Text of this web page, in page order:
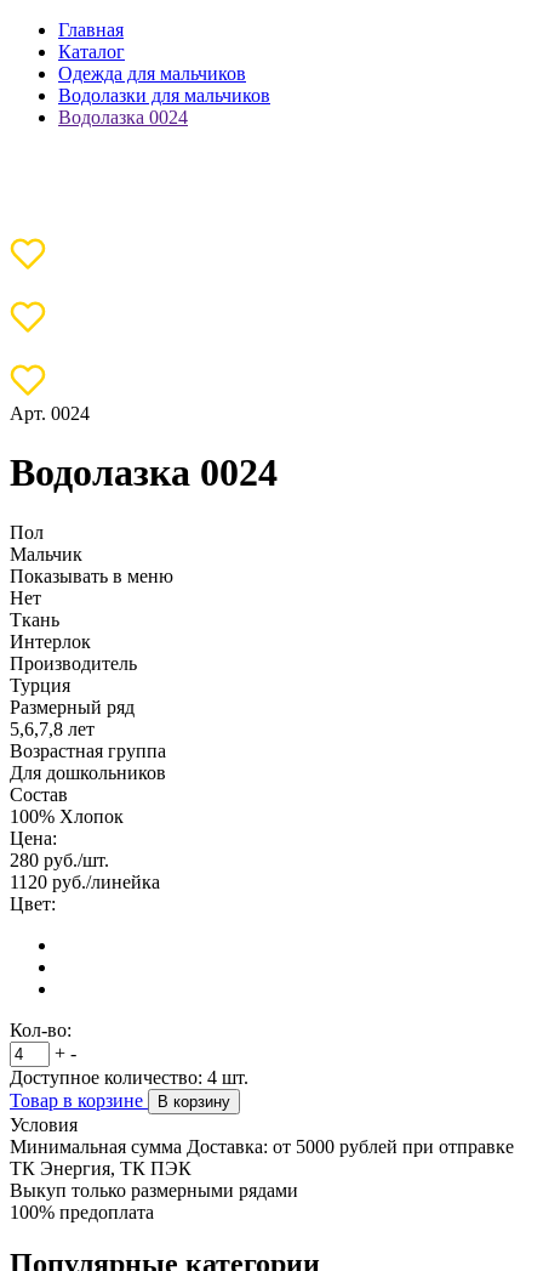
Главная
Каталог
Одежда для мальчиков
Водолазки для мальчиков
Водолазка 0024
Арт. 0024
Водолазка 0024
Пол
Мальчик
Показывать в меню
Нет
Ткань
Интерлок
Производитель
Турция
Размерный ряд
5,6,7,8 лет
Возрастная группа
Для дошкольников
Состав
100% Хлопок
Цена:
280 руб./шт.
1120 руб./линейка
Цвет:
Кол-во:
+ -
Доступное количество: 4 шт.
Товар в корзине
В корзину
Условия
Минимальная сумма Доставка: от 5000 рублей при отправке
ТК Энергия, ТК ПЭК
Выкуп только размерными рядами
100% предоплата
Популярные категории